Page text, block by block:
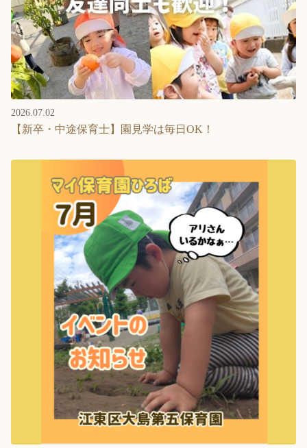
2026.07.02
【新卒・中途保育士】園見学は毎日OK！